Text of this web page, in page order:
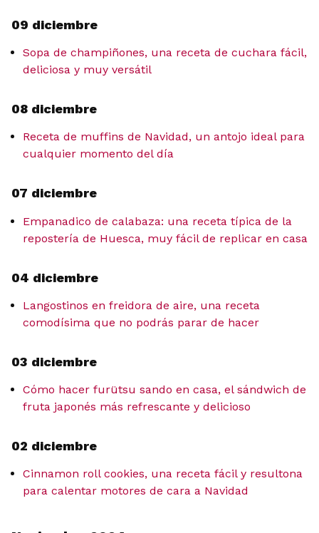
09 diciembre
Sopa de champiñones, una receta de cuchara fácil,
deliciosa y muy versátil
08 diciembre
Receta de muffins de Navidad, un antojo ideal para
cualquier momento del día
07 diciembre
Empanadico de calabaza: una receta típica de la
repostería de Huesca, muy fácil de replicar en casa
04 diciembre
Langostinos en freidora de aire, una receta
comodísima que no podrás parar de hacer
03 diciembre
Cómo hacer furütsu sando en casa, el sándwich de
fruta japonés más refrescante y delicioso
02 diciembre
Cinnamon roll cookies, una receta fácil y resultona
para calentar motores de cara a Navidad